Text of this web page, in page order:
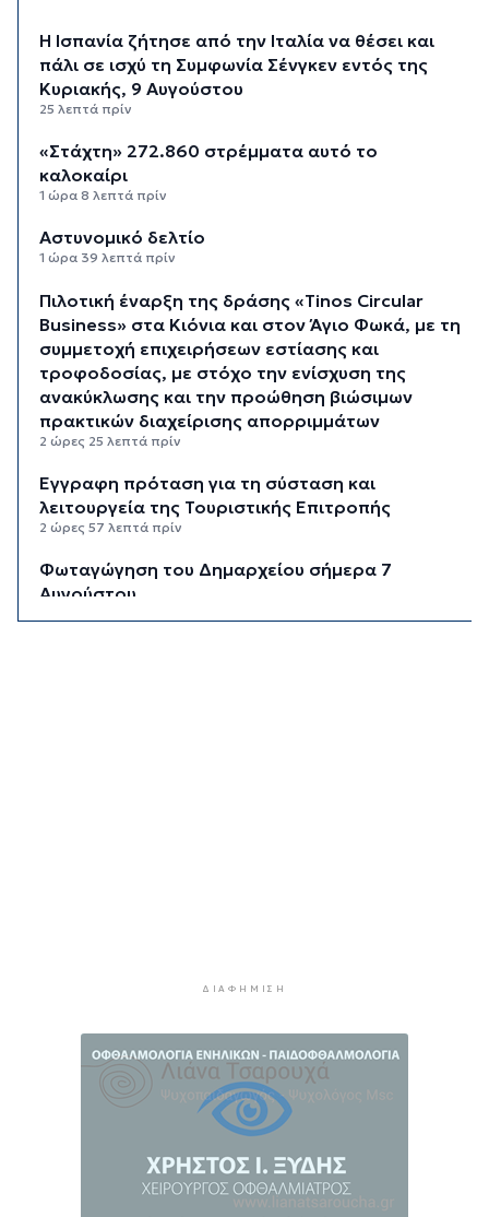
H Ισπανία ζήτησε από την Ιταλία να θέσει και
πάλι σε ισχύ τη Συμφωνία Σένγκεν εντός της
Κυριακής, 9 Αυγούστου
25 λεπτά πρίν
«Στάχτη» 272.860 στρέμματα αυτό το
καλοκαίρι
1 ώρα 8 λεπτά πρίν
Αστυνομικό δελτίο
1 ώρα 39 λεπτά πρίν
Πιλοτική έναρξη της δράσης «Tinos Circular
Business» στα Κιόνια και στον Άγιο Φωκά, με τη
συμμετοχή επιχειρήσεων εστίασης και
τροφοδοσίας, με στόχο την ενίσχυση της
ανακύκλωσης και την προώθηση βιώσιμων
πρακτικών διαχείρισης απορριμμάτων
2 ώρες 25 λεπτά πρίν
Έγγραφη πρόταση για τη σύσταση και
λειτουργεία της Τουριστικής Επιτροπής
2 ώρες 57 λεπτά πρίν
Φωταγώγηση του Δημαρχείου σήμερα 7
Αυγούστου
τις περισσότερες καταγγελίες – Πώς τα drones
εντοπίζουν τις αυθαιρεσίες
5 ώρες 49 λεπτά πρίν
Έρευνα ΕΟΤ: Η Ελλάδα στις κορυφαίες επιλογές
των Ευρώπαίων ταξιδιωτών
5 ώρες 51 λεπτά πρίν
ΔΙΑΦΉΜΙΣΗ